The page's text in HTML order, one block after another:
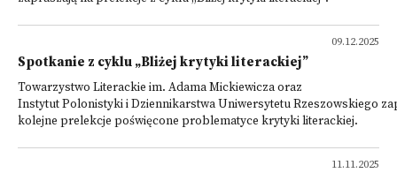
09.12.2025
Spotkanie z cyklu „Bliżej krytyki literackiej”
Towarzystwo Literackie im. Adama Mickiewicza oraz
Instytut Polonistyki i Dziennikarstwa Uniwersytetu Rzeszowskiego
kolejne prelekcje poświęcone problematyce krytyki literackiej.
11.11.2025